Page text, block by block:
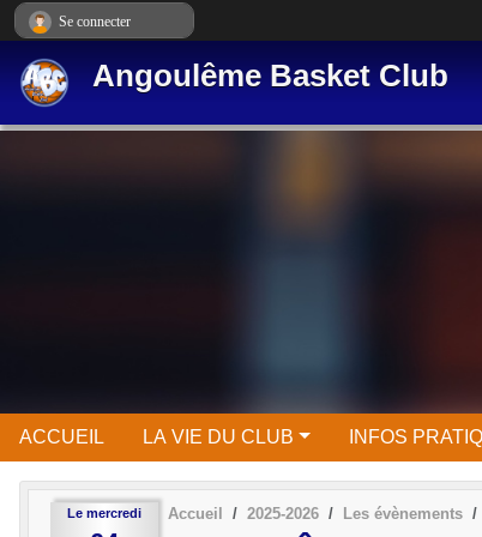
Angoulême Basket Club
ACCUEIL LA VIE DU CLUB INFOS
Le mercredi Accueil 2025-2026 Les évènements
Se connecter
Panneau de gestion des cookies